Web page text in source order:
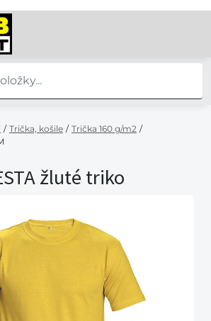
/ Trička, košile / Trička 160 g/m2 /
žluté triko